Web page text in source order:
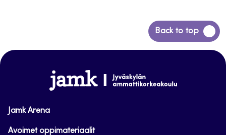
Back to top
Siirry
takaisin
www.jamk.fi
Jamk Arena
Avoimet oppimateriaalit